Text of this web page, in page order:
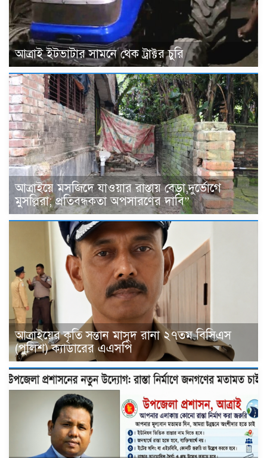
আত্রাই ইটভাটার সামনে থেক ট্রাক্টর চুরি
আত্রাইয়ে মসজিদে যাওয়ার রাস্তায় বেড়া,দুর্ভোগে
মুসল্লিরা; প্রতিবন্ধকতা অপসারণের দাবি”
আত্রাইয়ের কৃতি সন্তান মাসুদ রানা ২৭তম বিসিএস
(পুলিশ) ক্যাডারের এএসপি